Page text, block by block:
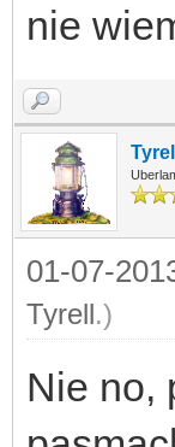
nie
Tyrell
01-07-
Tyrell.)
Nie no,